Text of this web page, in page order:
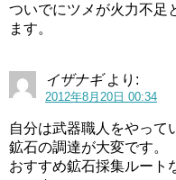
ついでにツメが火力不足
ます。
イザナギ より:
2012年8月20日 00:34
自分は武器職人をやって
鉱石の調達が大変です。
おすすめ鉱石採集ルート